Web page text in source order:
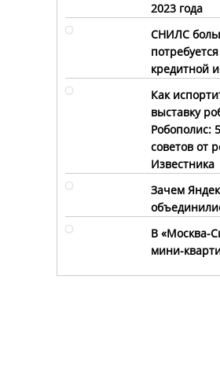
2023 года
СНИЛС
кредитной
Как
выставку
Робополис:
советов от
Известника
Зачем
В «Москва-
мини-